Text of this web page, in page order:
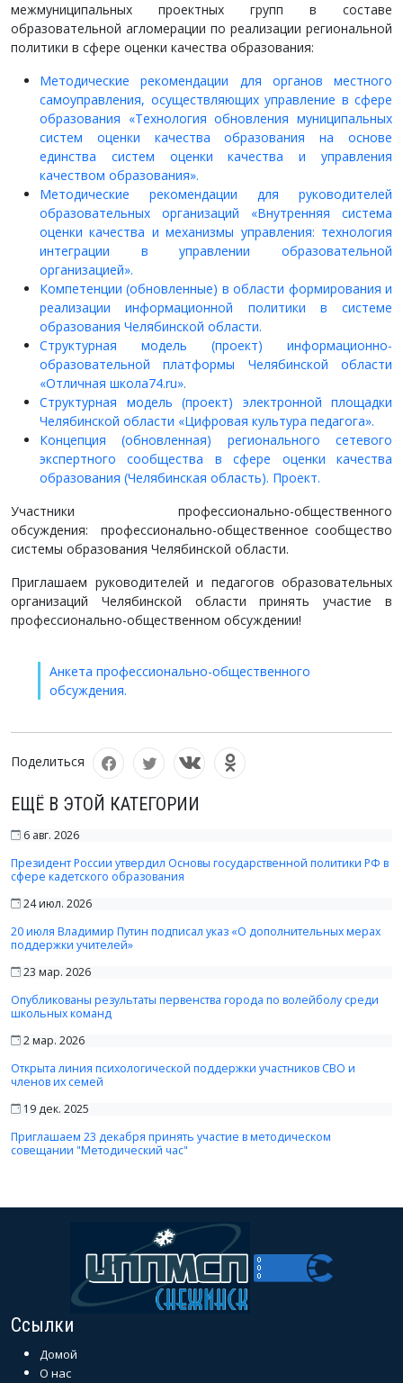
ЕЩЁ В ЭТОЙ КАТЕГОРИИ
6 авг. 2026
Президент России утвердил Основы государственной политики РФ в
сфере кадетского образования
24 июл. 2026
20 июля Владимир Путин подписал указ «О дополнительных мерах
поддержки учителей»
23 мар. 2026
Опубликованы результаты первенства города по волейболу среди
школьных команд
2 мар. 2026
Открыта линия психологической поддержки участников СВО и
членов их семей
19 дек. 2025
Приглашаем 23 декабря принять участие в методическом
совещании "Методический час"
межмуниципальных проектных групп в составе
образовательной агломерации по реализации региональной
политики в сфере оценки качества образования:
Методические рекомендации для органов местного
самоуправления, осуществляющих управление в сфере
образования «Технология обновления муниципальных
систем оценки качества образования на основе
единства систем оценки качества и управления
качеством образования».
Методические рекомендации для руководителей
образовательных организаций «Внутренняя система
оценки качества и механизмы управления: технология
интеграции в управлении образовательной
организацией».
Компетенции (обновленные) в области формирования и
реализации информационной политики в системе
образования Челябинской области.
Структурная модель (проект) информационно-
образовательной платформы Челябинской области
«Отличная школа74.ru».
Структурная модель (проект) электронной площадки
Челябинской области «Цифровая культура педагога».
Концепция (обновленная) регионального сетевого
экспертного сообщества в сфере оценки качества
образования (Челябинская область). Проект.
Участники профессионально-общественного
обсуждения: профессионально-общественное сообщество
системы образования Челябинской области.
Приглашаем руководителей и педагогов образовательных
организаций Челябинской области принять участие в
профессионально-общественном обсуждении!
Анкета профессионально-общественного
обсуждения.
Поделиться
Ссылки
Домой
О нас